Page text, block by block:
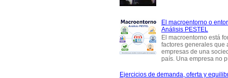
El macroentorno o
Análisis PESTEL
El macroentorno está
factores generales que
empresas de una
país. Una empresa no
Ejercicios de demanda, oferta y